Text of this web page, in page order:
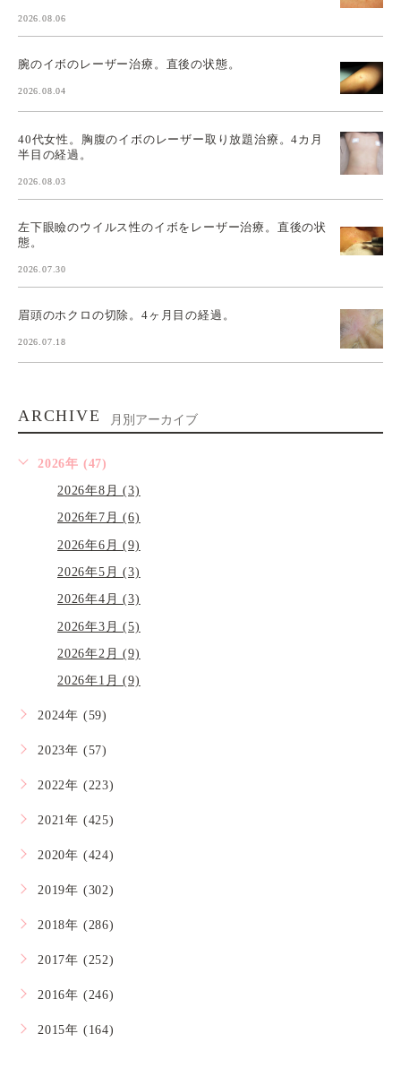
2026.08.06
腕のイボのレーザー治療。直後の状態。
2026.08.04
40代女性。胸腹のイボのレーザー取り放題治療。4カ月
半目の経過。
2026.08.03
左下眼瞼のウイルス性のイボをレーザー治療。直後の状
態。
2026.07.30
眉頭のホクロの切除。4ヶ月目の経過。
2026.07.18
ARCHIVE 月別アーカイブ
2026年 (47)
2026年8月 (3)
2026年7月 (6)
2026年6月 (9)
2026年5月 (3)
2026年4月 (3)
2026年3月 (5)
2026年2月 (9)
2026年1月 (9)
2024年 (59)
2023年 (57)
2022年 (223)
2021年 (425)
2020年 (424)
2019年 (302)
2018年 (286)
2017年 (252)
2016年 (246)
2015年 (164)